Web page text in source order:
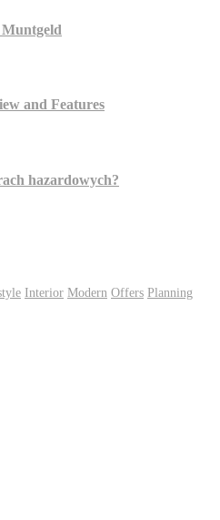
and Features
hazardowych?
Interior Modern Offers Planning